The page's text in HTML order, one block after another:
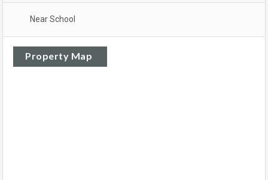
Near School
Property Map